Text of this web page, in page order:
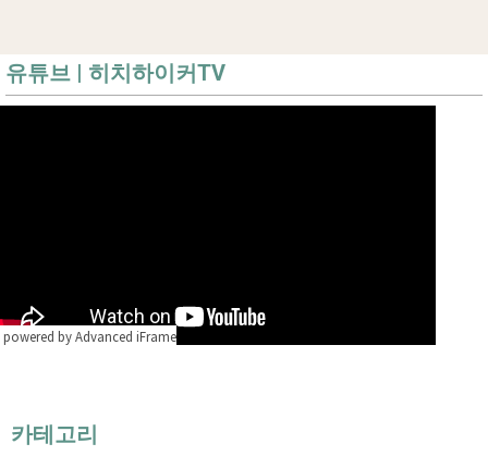
유튜브 | 히치하이커TV
powered by Advanced iFrame
카테고리